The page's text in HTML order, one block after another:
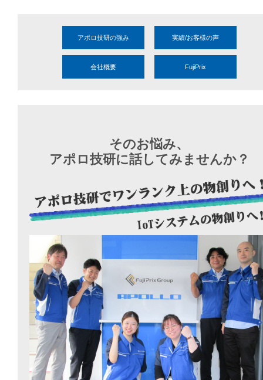
アポロ技研の強み 実績/お客様の声
会社概要 FujiPrix
そのお悩み、
アポロ技研に話してみませんか？